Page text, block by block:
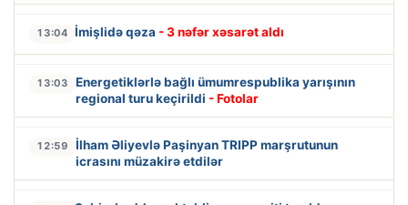
13:04 İmişlidə qəza - 3 nəfər xəsarət aldı
13:03
Energetiklərlə bağlı ümumrespublika yarışının
regional turu keçirildi - Fotolar
12:59
İlham Əliyevlə Paşinyan TRIPP marşrutunun
icrasını müzakirə etdilər